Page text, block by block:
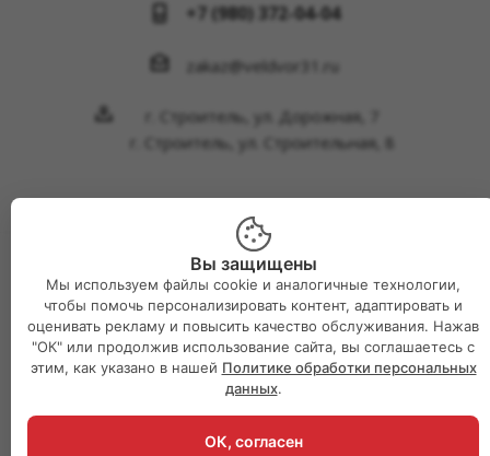
+7 (980) 372-04-04
zakaz@veldvor31.ru
г. Строитель, ул. Дорожная, 7
г. Строитель, ул. Строительная, 8
2026 © Интернет-магазин Великий двор
Вы защищены
Мы используем файлы cookie и аналогичные технологии,
чтобы помочь персонализировать контент, адаптировать и
оценивать рекламу и повысить качество обслуживания. Нажав
"ОК" или продолжив использование сайта, вы соглашаетесь с
этим, как указано в нашей Политике обработки персональных
данных.
ОК, согласен